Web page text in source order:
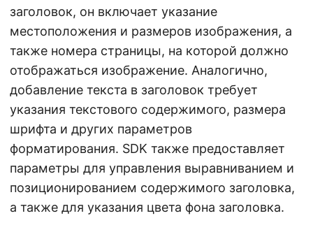
заголовок, он включает указание
местоположения и размеров изображения, а
также номера страницы, на которой должно
отображаться изображение. Аналогично,
добавление текста в заголовок требует
указания текстового содержимого, размера
шрифта и других параметров
форматирования. SDK также предоставляет
параметры для управления выравниванием и
позиционированием содержимого заголовка,
а также для указания цвета фона заголовка.